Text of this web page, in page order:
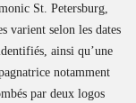
St. Petersburg,
varient selon les dates
ainsi qu’une
notamment
par deux logos